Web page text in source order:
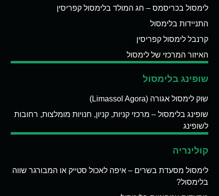
לימסול בכריסמס – חג המולד בלימסול קפריסין
התניידות בלימסול
קרנבל לימסול קפריסין
האיזור המרכזי של לימסול
שופינג בלימסול
שוק לימסול אגורה (Limassol Agora)
שופינג בלימסול – מרכזי קניות, קניון, חנויות מומלצות, רחובות
לשופינג
קולינריה
לימסול מסעדת בשרים – איפה לאכול סטייק או המבורגר שווה
בלימסול?